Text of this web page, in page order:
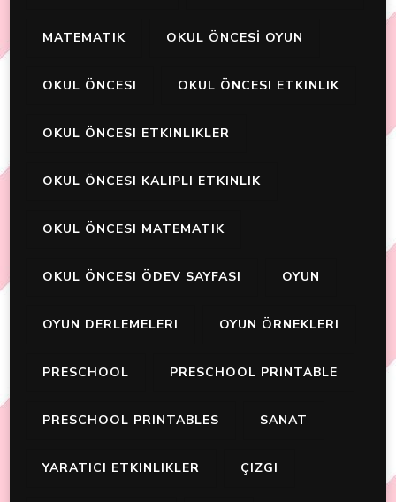
MATEMATIK OKUL ÖNCESİ OYUN
OKUL ÖNCESI OKUL ÖNCESI ETKINLIK
OKUL ÖNCESI ETKINLIKLER
OKUL ÖNCESI KALIPLI ETKINLIK
OKUL ÖNCESI MATEMATIK
OKUL ÖNCESI ÖDEV SAYFASI OYUN
OYUN DERLEMELERI OYUN ÖRNEKLERI
PRESCHOOL PRESCHOOL PRINTABLE
PRESCHOOL PRINTABLES SANAT
YARATICI ETKINLIKLER ÇIZGI